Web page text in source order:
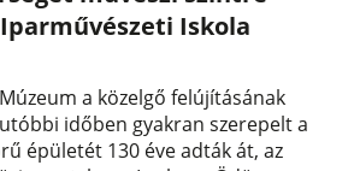
Iskola
a közelgő felújításának
időben gyakran szerepelt a
épületét 130 éve adták át, az